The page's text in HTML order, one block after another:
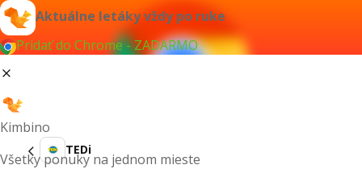
Aktuálne letáky vždy po ruke
Pridať do Chrome - ZADARMO
Kimbino
Všetky ponuky na jednom mieste
TEDi